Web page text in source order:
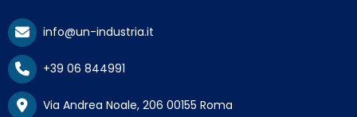
info@un-industria.it
+39 06 844991
Via Andrea Noale, 206 00155 Roma